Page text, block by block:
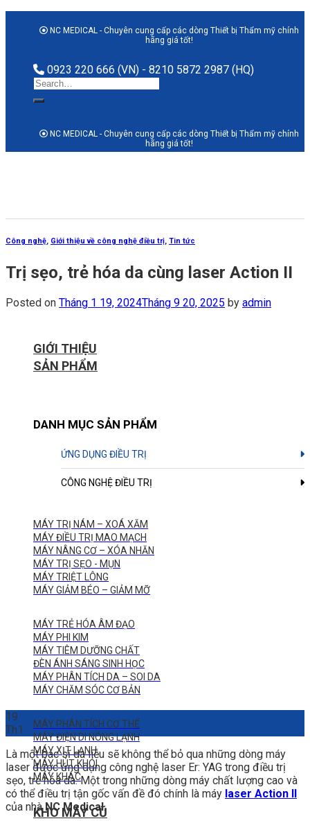
NC MEDICAL - Chuyên cung cấp các dòng Thiết bị Thẩm mỹ chính
hãng giá tốt!
0923 220 666 (VN) - 8210 5872 2987 (HQ)
Search
for:
NC MEDICAL - Chuyên cung cấp các dòng Thiết bị Thẩm mỹ chính
hãng giá tốt!
GIỚI THIỆU
SẢN PHẨM
DANH MỤC SẢN PHẨM
ỨNG DỤNG ĐIỀU TRỊ
CÔNG NGHỆ ĐIỀU TRỊ
MÁY TRỊ NÁM – XOÁ XĂM
MÁY ĐIỀU TRỊ MAO MẠCH
MÁY NÂNG CƠ – XÓA NHĂN
MÁY TRỊ SẸO - MỤN
MÁY TRIỆT LÔNG
MÁY GIẢM BÉO – GIẢM MỠ
MÁY TRẺ HÓA ÂM ĐẠO
MÁY PHI KIM
MÁY TIÊM DƯỠNG CHẤT
ĐÈN ÁNH SÁNG SINH HỌC
MÁY PHÂN TÍCH DA – SOI DA
MÁY CHĂM SÓC CƠ BẢN
MÁY PHÂN TÍCH CƠ THỂ
MÁY ĐIỆN DI NÓNG LẠNH
MÁY XỊT LẠNH
MÁY HÚT KHÓI
MÁY KHÁC
KHO MÁY CŨ
Công nghệ, Giới thiệu về công nghệ điều trị, Tin tức
Trị sẹo, trẻ hóa da cùng laser Action II
Posted on Tháng 1 19, 2024Tháng 9 20, 2025 by admin
19
Th1
Là một bác sĩ da liễu sẽ không thể bỏ qua những dòng máy
laser được ứng dụng công nghệ laser Er: YAG trong điều trị
sẹo, trẻ hóa da. Một trong những dòng máy chất lượng cao và
có thể điều trị tận gốc vấn đề đó chính là máy laser Action II
của nhàNC Medical.